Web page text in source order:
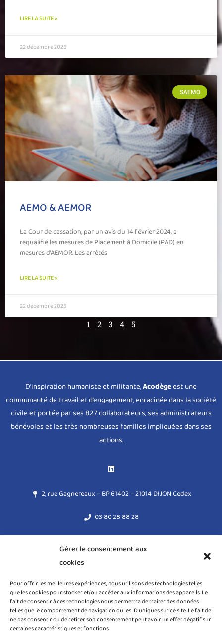
Gérer le consentement aux
cookies
Pour offrir les meilleures expériences, nous utilisons des technologies telles
que les cookies pour stocker et/ou accéder aux informations des appareils. Le
fait de consentir à ces technologies nous permettra de traiter des données
telles que le comportement de navigation ou les ID uniques sur ce site. Le fait de
ne pas consentir ou de retirer son consentement peut avoir un effet négatif sur
certaines caractéristiques et fonctions.
LIRE LA SUITE »
22 décembre 2025
SAEMO
AEMO & AEMOR
La Cour de cassation, par un avis du 14 février 2024, a
requalifié les mesures de Placement à Domicile (PAD) en
mesures d’AEMOR. Les arrêtés
LIRE LA SUITE »
22 décembre 2025
1 2 3 4 5
D’inspiration humaniste et militante,Acodègeest une
communauté de travail et d’engagement, enracinée dans la société
civile et portée par ses 827 collaborateurs, ses administrateurs
bénévoles et les très nombreuses familles impliquées dans ses
actions.
2, rue Gagnereaux – BP 61402 – 21014 DIJON Cedex
03 80 28 88 28
Règlement général sur la protection des données (RGPD)
Politique de cookies (UE)